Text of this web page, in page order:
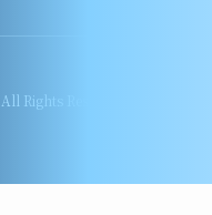
Rights Reserved.